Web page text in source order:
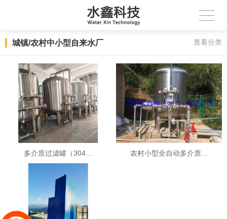
城镇/农村中小型自来水厂 查看分类
多介质过滤罐（304… 农村小型全自动多介质…